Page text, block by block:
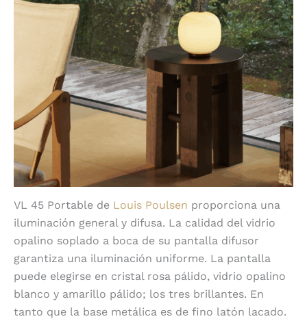
VL 45 Portable de Louis Poulsen proporciona una
iluminación general y difusa. La calidad del vidrio
opalino soplado a boca de su pantalla difusor
garantiza una iluminación uniforme. La pantalla
puede elegirse en cristal rosa pálido, vidrio opalino
blanco y amarillo pálido; los tres brillantes. En
tanto que la base metálica es de fino latón lacado.